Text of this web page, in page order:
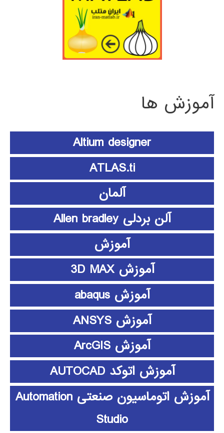
آموزش ها
Altium designer
ATLAS.ti
آلمان
آلن بردلی Allen bradley
آموزش
آموزش 3D MAX
آموزش abaqus
آموزش ANSYS
آموزش ArcGIS
آموزش اتوکد AUTOCAD
آموزش اتوماسیون صنعتی Automation
Studio